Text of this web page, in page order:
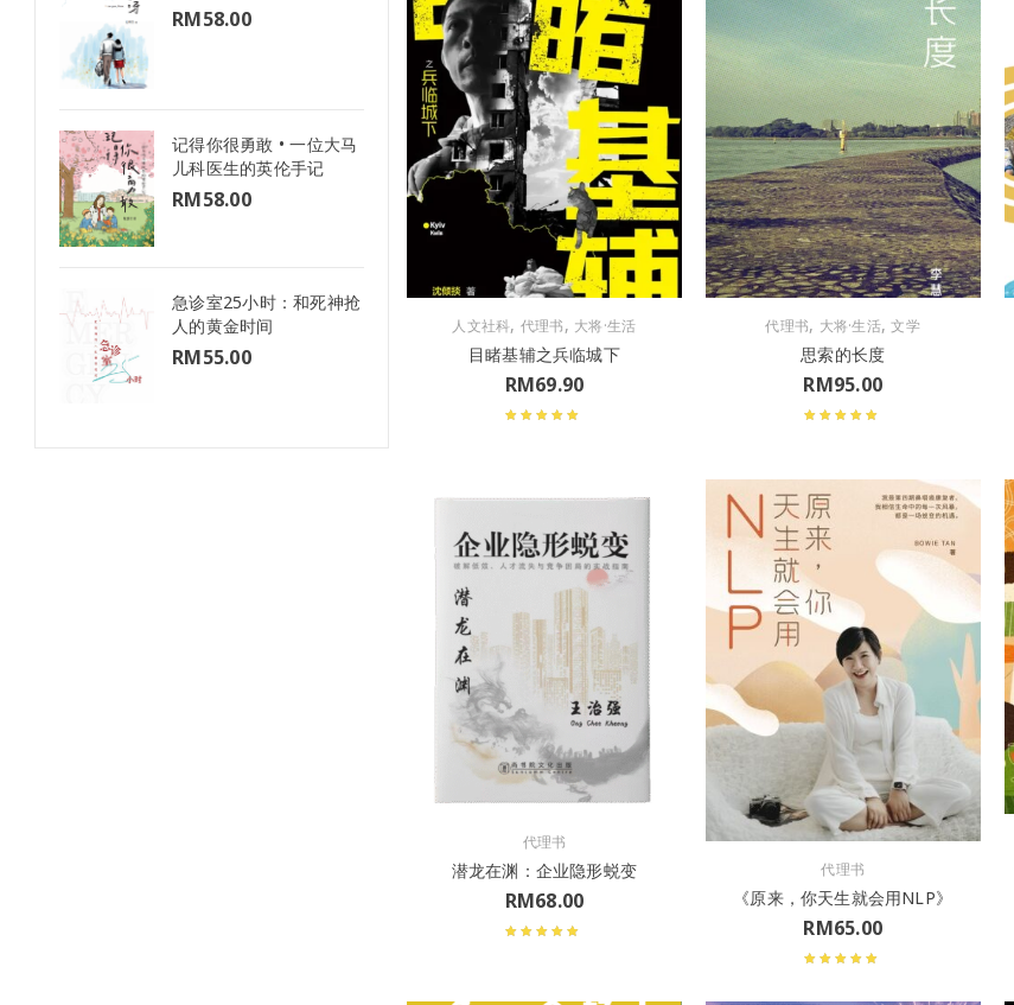
RM58.00
记得你很勇敢 • 一位大马
儿科医生的英伦手记
RM58.00
急诊室25小时：和死神抢
人的黄金时间
RM55.00
人文社科, 代理书, 大将·生活
目睹基辅之兵临城下
RM69.90
代理书, 大将·生活,文学
思索的长度
RM95.00
代理书
潜龙在渊：企业隐形蜕变
RM68.00
代理书
《原来，你天生就会用NLP》
RM65.00